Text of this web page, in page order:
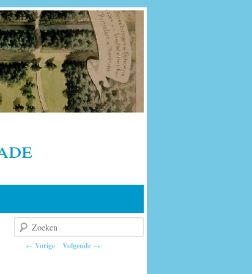
Berichtnavigatie
← Vorige Volgende →